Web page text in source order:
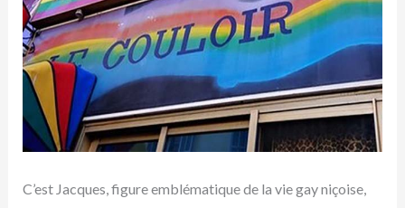
C’est Jacques, figure emblématique de la vie gay niçoise,